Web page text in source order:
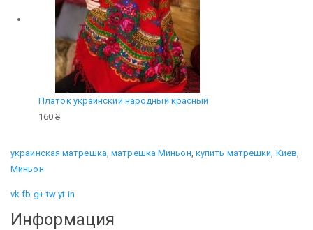
Платок украинский народный красный
160 ₴
украинская матрешка,матрешка Миньон, купить матрешки, Киев,
Миньон
vk fb g+ tw yt in
Информация